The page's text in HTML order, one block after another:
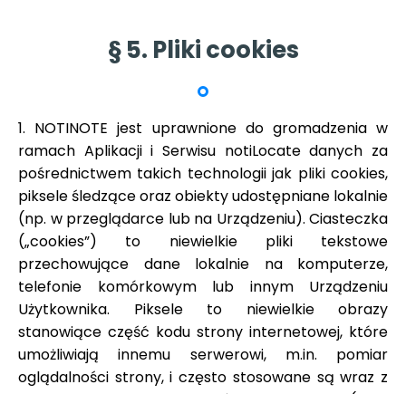
§ 5. Pliki cookies
1. NOTINOTE jest uprawnione do gromadzenia w
ramach Aplikacji i Serwisu notiLocate danych za
pośrednictwem takich technologii jak pliki cookies,
piksele śledzące oraz obiekty udostępniane lokalnie
(np. w przeglądarce lub na Urządzeniu). Ciasteczka
(„cookies”) to niewielkie pliki tekstowe
przechowujące dane lokalnie na komputerze,
telefonie komórkowym lub innym Urządzeniu
Użytkownika. Piksele to niewielkie obrazy
stanowiące część kodu strony internetowej, które
umożliwiają innemu serwerowi, m.in. pomiar
oglądalności strony, i często stosowane są wraz z